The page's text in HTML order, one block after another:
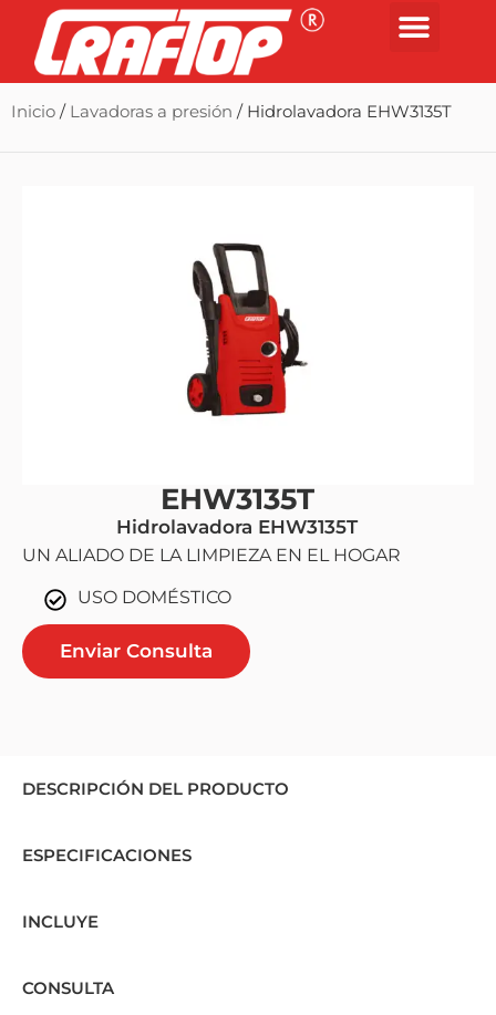
Inicio / Lavadoras a presión / Hidrolavadora EHW3135T
EHW3135T
Hidrolavadora EHW3135T
UN ALIADO DE LA LIMPIEZA EN EL HOGAR
USO DOMÉSTICO
Enviar Consulta
DESCRIPCIÓN DEL PRODUCTO
ESPECIFICACIONES
INCLUYE
CONSULTA